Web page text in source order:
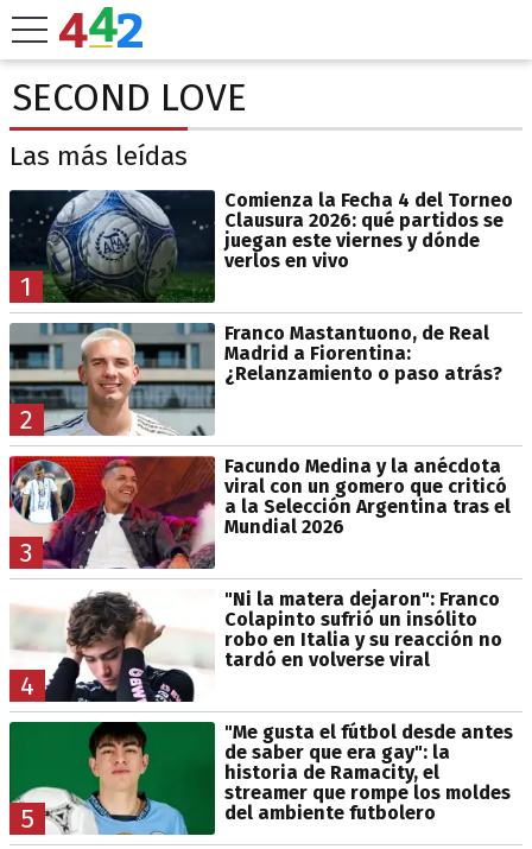
SECOND LOVE
Las más leídas
1
Comienza la Fecha 4 del Torneo
Clausura 2026: qué partidos se
juegan este viernes y dónde
verlos en vivo
2
Franco Mastantuono, de Real
Madrid a Fiorentina:
¿Relanzamiento o paso atrás?
3
Facundo Medina y la anécdota
viral con un gomero que criticó
a la Selección Argentina tras el
Mundial 2026
4
"Ni la matera dejaron": Franco
Colapinto sufrió un insólito
robo en Italia y su reacción no
tardó en volverse viral
5
"Me gusta el fútbol desde antes
de saber que era gay": la
historia de Ramacity, el
streamer que rompe los moldes
del ambiente futbolero